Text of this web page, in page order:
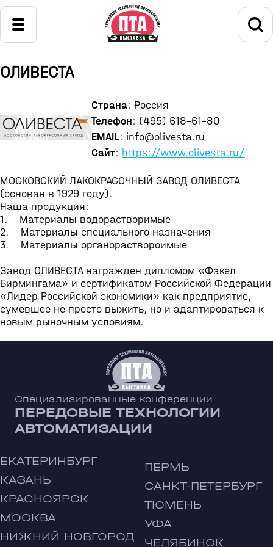
ОЛИВЕСТА
Страна: Россия
Телефон: (495) 618-61-80
EMAIL: info@olivesta.ru
Сайт: https://www.olivesta.ru/
МОСКОВСКИЙ ЛАКОКРАСОЧНЫЙ ЗАВОД ОЛИВЕСТА
(основан в 1929 году).
Наша продукция:
1. Материалы водорастворимые
2. Материалы специального назначения
3. Материалы органораствороимые
Завод ОЛИВЕСТА награжден дипломом «Факел
Бирмингама» и сертификатом Российской Федерации
«Лидер Российской экономики» как предприятие,
сумевшее не просто выжить, но и адаптироваться к
новым рыночным условиям.
Специализированные конференции
ПЕРЕДОВЫЕ ТЕХНОЛОГИИ
АВТОМАТИЗАЦИИ
ЕКАТЕРИНБУРГ
КАЗАНЬ
КРАСНОЯРСК
МОСКВА
НИЖНИЙ НОВГОРОД
ПЕРМЬ
САНКТ-ПЕТЕРБУРГ
ТЮМЕНЬ
УФА
ЧЕЛЯБИНСК